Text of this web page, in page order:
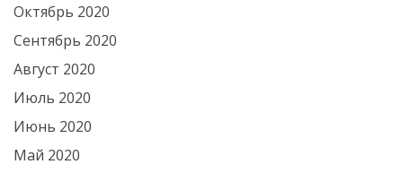
Октябрь 2020
Сентябрь 2020
Август 2020
Июль 2020
Июнь 2020
Май 2020